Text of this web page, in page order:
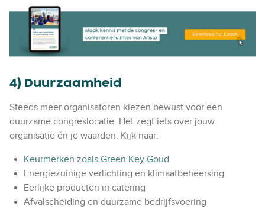
4) Duurzaamheid
Steeds meer organisatoren kiezen bewust voor een
duurzame congreslocatie. Het zegt iets over jouw
organisatie én je waarden. Kijk naar:
Keurmerken zoals Green Key Goud
Energiezuinige verlichting en klimaatbeheersing
Eerlijke producten in catering
Afvalscheiding en duurzame bedrijfsvoering